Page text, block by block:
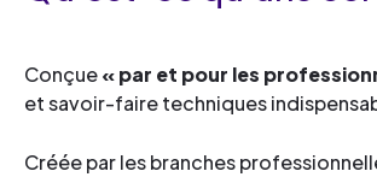
Conçue« par et pour les
et savoir-faire techniques
Créée par les branches